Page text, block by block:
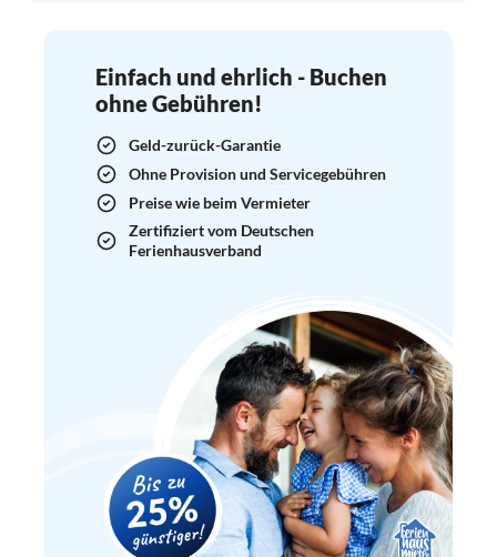
Einfach und ehrlich - Buchen
ohne Gebühren!
Geld-zurück-Garantie
Ohne Provision und Servicegebühren
Preise wie beim Vermieter
Zertifiziert vom Deutschen
Ferienhausverband